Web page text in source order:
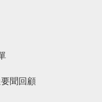
聞回顧